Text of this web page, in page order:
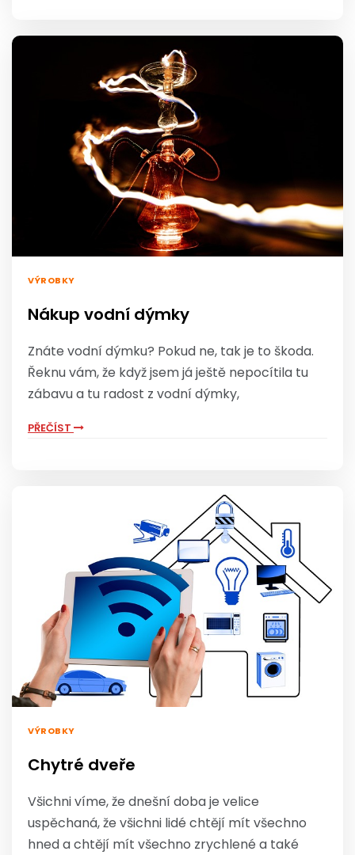
VÝROBKY
Nákup vodní dýmky
Znáte vodní dýmku? Pokud ne, tak je to škoda.
Řeknu vám, že když jsem já ještě nepocítila tu
zábavu a tu radost z vodní dýmky,
PŘEČÍST
VÝROBKY
Chytré dveře
Všichni víme, že dnešní doba je velice
uspěchaná, že všichni lidé chtějí mít všechno
hned a chtějí mít všechno zrychlené a také